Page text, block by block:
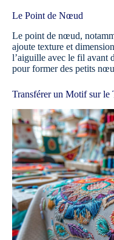
Le Point de Nœud
Le point de nœud,
ajoute texture et
l’aiguille avec le fil avant
pour former des petits
Transférer un Motif sur le